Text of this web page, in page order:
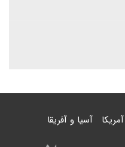
آمریکا آسیا و آفریقا